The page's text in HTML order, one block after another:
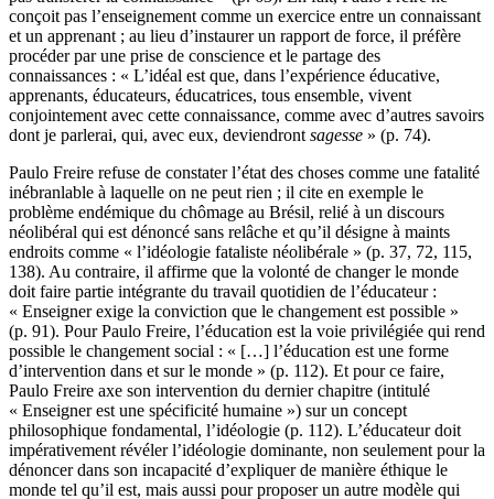
conçoit pas l’enseignement comme un exercice entre un connaissant
et un apprenant ; au lieu d’instaurer un rapport de force, il préfère
procéder par une prise de conscience et le partage des
connaissances : « L’idéal est que, dans l’expérience éducative,
apprenants, éducateurs, éducatrices, tous ensemble, vivent
conjointement avec cette connaissance, comme avec d’autres savoirs
dont je parlerai, qui, avec eux, deviendront sagesse » (p. 74).
Paulo Freire refuse de constater l’état des choses comme une fatalité
inébranlable à laquelle on ne peut rien ; il cite en exemple le
problème endémique du chômage au Brésil, relié à un discours
néolibéral qui est dénoncé sans relâche et qu’il désigne à maints
endroits comme « l’idéologie fataliste néolibérale » (p. 37, 72, 115,
138). Au contraire, il affirme que la volonté de changer le monde
doit faire partie intégrante du travail quotidien de l’éducateur :
« Enseigner exige la conviction que le changement est possible »
(p. 91). Pour Paulo Freire, l’éducation est la voie privilégiée qui rend
possible le changement social : « […] l’éducation est une forme
d’intervention dans et sur le monde » (p. 112). Et pour ce faire,
Paulo Freire axe son intervention du dernier chapitre (intitulé
« Enseigner est une spécificité humaine ») sur un concept
philosophique fondamental, l’idéologie (p. 112). L’éducateur doit
impérativement révéler l’idéologie dominante, non seulement pour la
dénoncer dans son incapacité d’expliquer de manière éthique le
monde tel qu’il est, mais aussi pour proposer un autre modèle qui